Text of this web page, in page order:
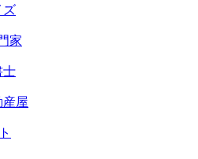
ズ
家
士
産屋